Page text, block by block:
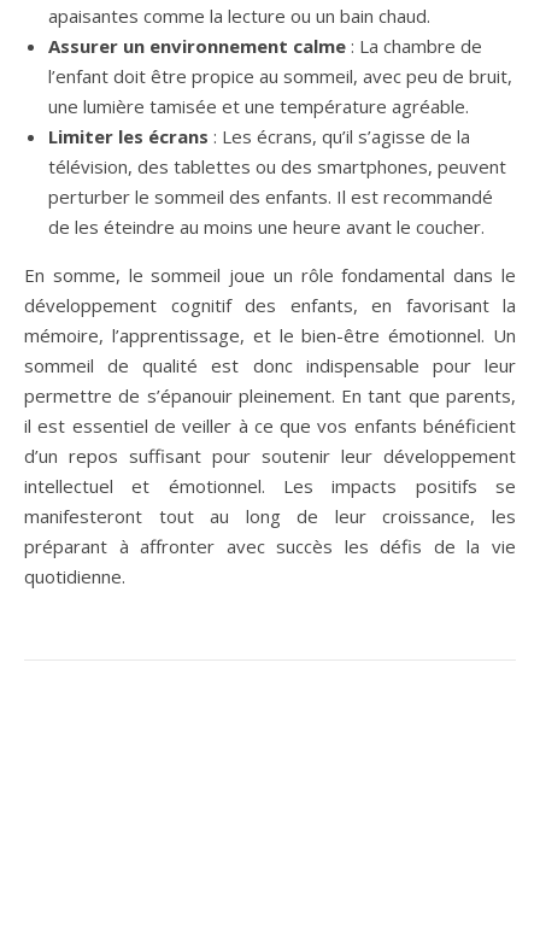
apaisantes comme la lecture ou un bain chaud.
Assurer un environnement calme : La chambre de
l’enfant doit être propice au sommeil, avec peu de bruit,
une lumière tamisée et une température agréable.
Limiter les écrans : Les écrans, qu’il s’agisse de la
télévision, des tablettes ou des smartphones, peuvent
perturber le sommeil des enfants. Il est recommandé
de les éteindre au moins une heure avant le coucher.
En somme, le sommeil joue un rôle fondamental dans le
développement cognitif des enfants, en favorisant la
mémoire, l’apprentissage, et le bien-être émotionnel. Un
sommeil de qualité est donc indispensable pour leur
permettre de s’épanouir pleinement. En tant que parents,
il est essentiel de veiller à ce que vos enfants bénéficient
d’un repos suffisant pour soutenir leur développement
intellectuel et émotionnel. Les impacts positifs se
manifesteront tout au long de leur croissance, les
préparant à affronter avec succès les défis de la vie
quotidienne.